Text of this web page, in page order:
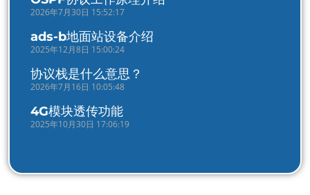
2026年7月30日 15:52:17
ads-b地面站设备介绍
2025年12月8日 15:00:24
协议栈是什么意思？
2026年7月16日 10:05:48
4G模块透传功能
2025年10月30日 17:06:19